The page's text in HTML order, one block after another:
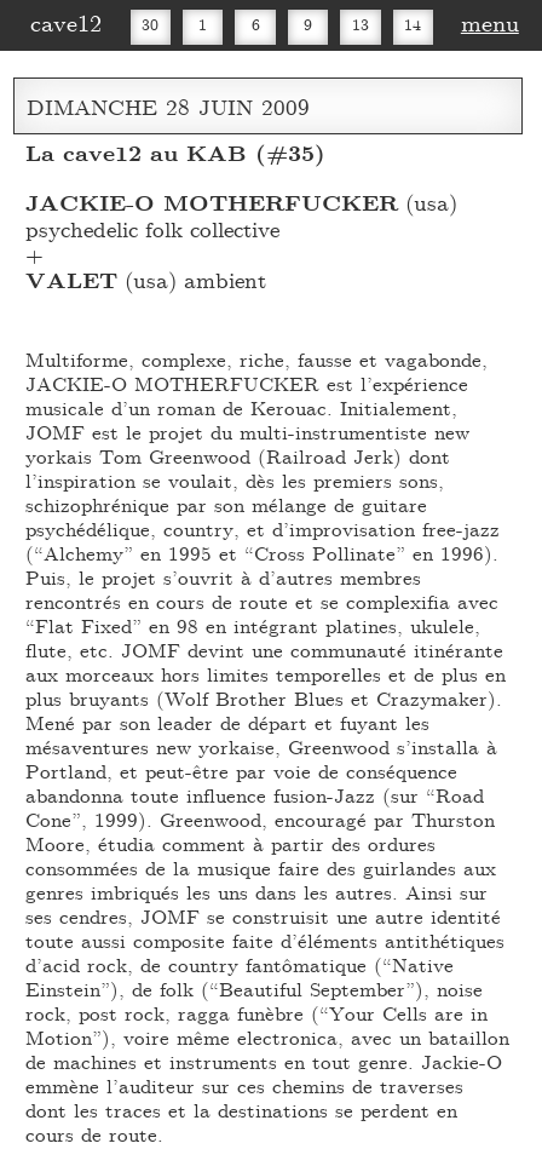
cave12 30 1 6 9 13 14
16 20 27 30
menu
DIMANCHE 28 JUIN 2009
La cave12 au KAB (#35)
JACKIE-O MOTHERFUCKER(usa)
psychedelic folk collective
+
VALET (usa) ambient
Multiforme, complexe, riche, fausse et vagabonde,
JACKIE-O MOTHERFUCKER est l’expérience
musicale d’un roman de Kerouac. Initialement,
JOMF est le projet du multi-instrumentiste new
yorkais Tom Greenwood (Railroad Jerk) dont
l’inspiration se voulait, dès les premiers sons,
schizophrénique par son mélange de guitare
psychédélique, country, et d’improvisation free-jazz
(“Alchemy” en 1995 et “Cross Pollinate” en 1996).
Puis, le projet s’ouvrit à d’autres membres
rencontrés en cours de route et se complexifia avec
“Flat Fixed” en 98 en intégrant platines, ukulele,
flute, etc. JOMF devint une communauté itinérante
aux morceaux hors limites temporelles et de plus en
plus bruyants (Wolf Brother Blues et Crazymaker).
Mené par son leader de départ et fuyant les
mésaventures new yorkaise, Greenwood s’installa à
Portland, et peut-être par voie de conséquence
abandonna toute influence fusion-Jazz (sur “Road
Cone”, 1999). Greenwood, encouragé par Thurston
Moore, étudia comment à partir des ordures
consommées de la musique faire des guirlandes aux
genres imbriqués les uns dans les autres. Ainsi sur
ses cendres, JOMF se construisit une autre identité
toute aussi composite faite d’éléments antithétiques
d’acid rock, de country fantômatique (“Native
Einstein”), de folk (“Beautiful September”), noise
rock, post rock, ragga funèbre (“Your Cells are in
Motion”), voire même electronica, avec un bataillon
de machines et instruments en tout genre. Jackie-O
emmène l’auditeur sur ces chemins de traverses
dont les traces et la destinations se perdent en
cours de route.